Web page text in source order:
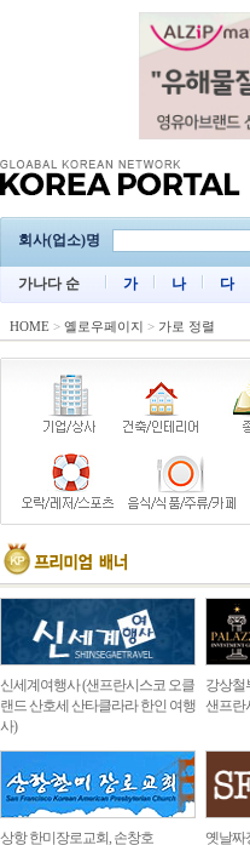
회사(업소)명
가나다 순 가 나 다
HOME > 옐로우페이지 > 가로 정렬
신세계여행사 (샌프란시스코 오클
랜드 산호세 산타클라라 한인 여행
사)
강상철
샌프란
상항 한미장로교회, 손창호
옛날짜